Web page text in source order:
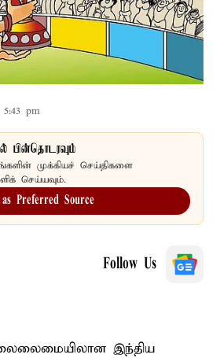
pm
பின்தொடரவும்
முக்கியச் செய்திகளை
செய்யவும்.
Preferred Source
Follow Us
இந்திய